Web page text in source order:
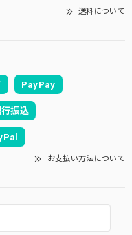
送料について
PayPay
振込
お支払い方法について